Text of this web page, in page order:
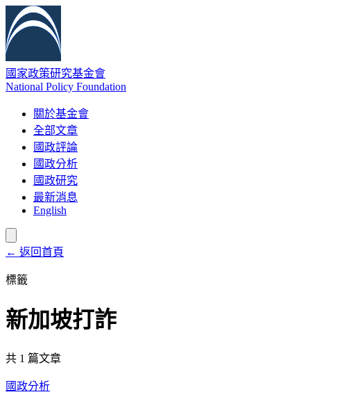
國家政策研究基金會
National Policy Foundation
關於基金會
全部文章
國政評論
國政分析
國政研究
最新消息
English
← 返回首頁
標籤
新加坡打詐
共 1 篇文章
國政分析